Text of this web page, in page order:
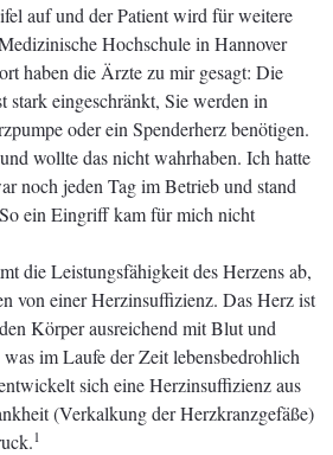
auf und der Patient wird für weitere
Hochschule in Hannover
haben die Ärzte zu mir gesagt: Die
stark eingeschränkt, Sie werden in
oder ein Spenderherz benötigen.
wollte das nicht wahrhaben. Ich hatte
noch jeden Tag im Betrieb und stand
ein Eingriff kam für mich nicht
die Leistungsfähigkeit des Herzens ab,
von einer Herzinsuffizienz. Das Herz ist
Körper ausreichend mit Blut und
im Laufe der Zeit lebensbedrohlich
sich eine Herzinsuffizienz aus
(Verkalkung der Herzkranzgefäße)
1